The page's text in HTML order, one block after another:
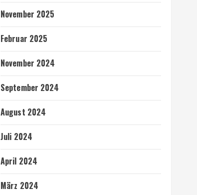
November 2025
Februar 2025
November 2024
September 2024
August 2024
Juli 2024
April 2024
März 2024